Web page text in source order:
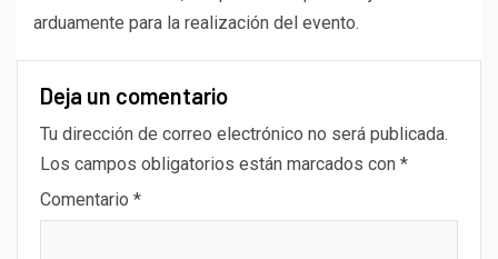
arduamente para la realización del evento.
Deja un comentario
Tu dirección de correo electrónico no será publicada.
Los campos obligatorios están marcados con *
Comentario *